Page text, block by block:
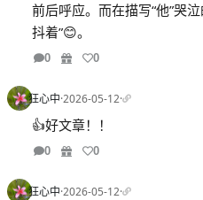
前后呼应。而在描写“他”哭
抖着”😊。
0 0
狂心中·2026-05-12·
👍好文章！！
0 0
狂心中·2026-05-12·